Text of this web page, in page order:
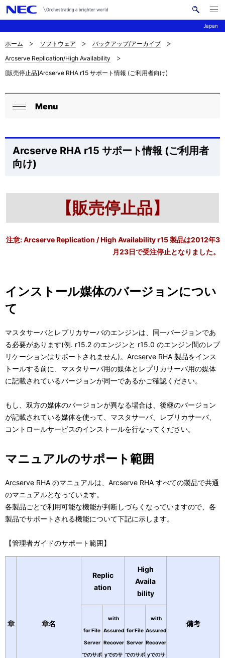
Japan
イ
メ
ニ
ュ
ナ
ビ
ゲ
ー
ン
サ
イ
内
現
在
置
表
て
い
す
。
ホーム ソフトウェア
バックアップ/アーカイブ
Arcserve Replication/High Availability
[販売停止品]Arcserve RHA r15 サポート情報 (ご利用者向け)
ロ
カ
ル
ゲ
ー
ン
Menu
Arcserve RHA r15 サポート情報 (ご利用者
向け)
【販売停止品】
注意: Arcserve Replication / High Availability r15 製品は2012年3
月23日で受注停止となりました。
インストール媒体のバージョンについ
て
マスタサーバとレプリカサーバのエンジンは、同一バージョンであ
る必要があります(例. r15.2 のエンジンと r15.0 のエンジン間のレプ
リケーションはサポートされません)。Arcserve RHA 製品をインス
トールする前に、マスタサーバ用の媒体とレプリカサーバ用の媒体
に記載されているバージョンが同一であるかご確認ください。
もし、双方の媒体のバージョンが異なる場合は、後継のバージョン
が記載されている媒体を使って、マスタサーバ、レプリカサーバ、
コントロールサービスのインストールを行なってください。
マニュアルのサポート範囲
Arcserve RHA のマニュアルは、Arcserve RHA すべての製品で共通
のマニュアルとなっています。
各製品ごとで利用可能な機能が判断しづらくなっていますので、各
製品でサポートされる機能について下記に示します。
【管理者ガイドのサポート範囲】
章 章名
Replic
ation
High
Availa
bility
備考
for File
Server
でのサポ
with
Assured
Recover
yでのサ
for File
Server
でのサポ
with
Assured
Recover
yでのサ